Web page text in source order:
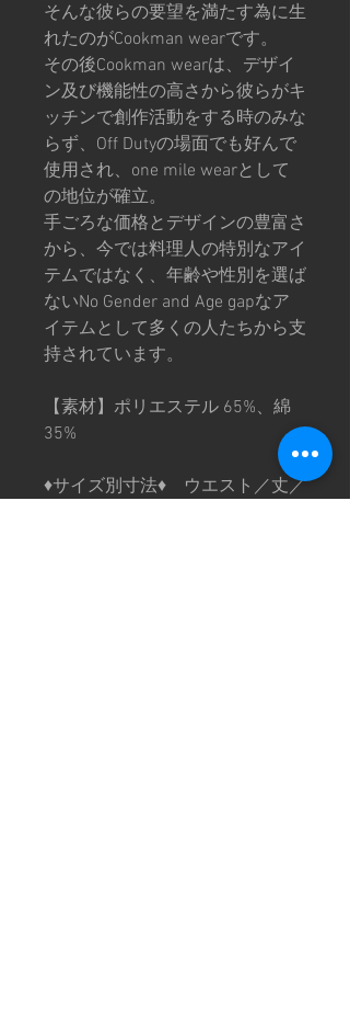
そんな彼らの要望を満たす為に生
れたのがCookman wearです。
その後Cookman wearは、デザイ
ン及び機能性の高さから彼らがキ
ッチンで創作活動をする時のみな
らず、Off Dutyの場面でも好んで
使用され、one mile wearとして
の地位が確立。
手ごろな価格とデザインの豊富さ
から、今では料理人の特別なアイ
テムではなく、年齢や性別を選ば
ないNo Gender and Age gapなア
イテムとして多くの人たちから支
持されています。
【素材】ポリエステル 65%、綿
35%
♦︎サイズ別寸法♦︎ ウエスト／丈／